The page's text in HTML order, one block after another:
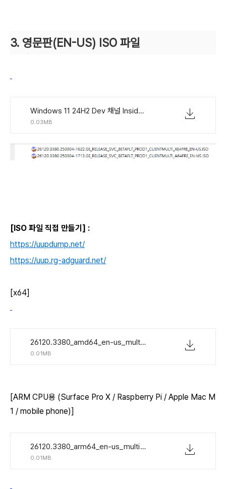
3. 영문판(EN-US) ISO 파일
Windows 11 24H2 Dev 채널 Insider Preview (빌드 26120.3380) UUP 누적 업데이트 통합판 EN-US.torrent
0.03MB
[ISO 파일 직접 만들기] :
https://uupdump.net/
https://uup.rg-adguard.net/
[x64]
26120.3380_amd64_en-us_multi_ba8d2e9e_convert_virtual.zip
0.01MB
[ARM CPU용 (Surface Pro X / Raspberry Pi / Apple Mac M
1 / mobile phone)]
26120.3380_arm64_en-us_multi_a1135a61_convert_virtual.zip
0.01MB